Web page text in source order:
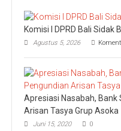
Komisi I DPRD Bali Sidak
Agustus 5, 2026
Apresiasi Nasabah, Bank
Arisan Tasya Grup Asoka
Juni 15, 2020 0